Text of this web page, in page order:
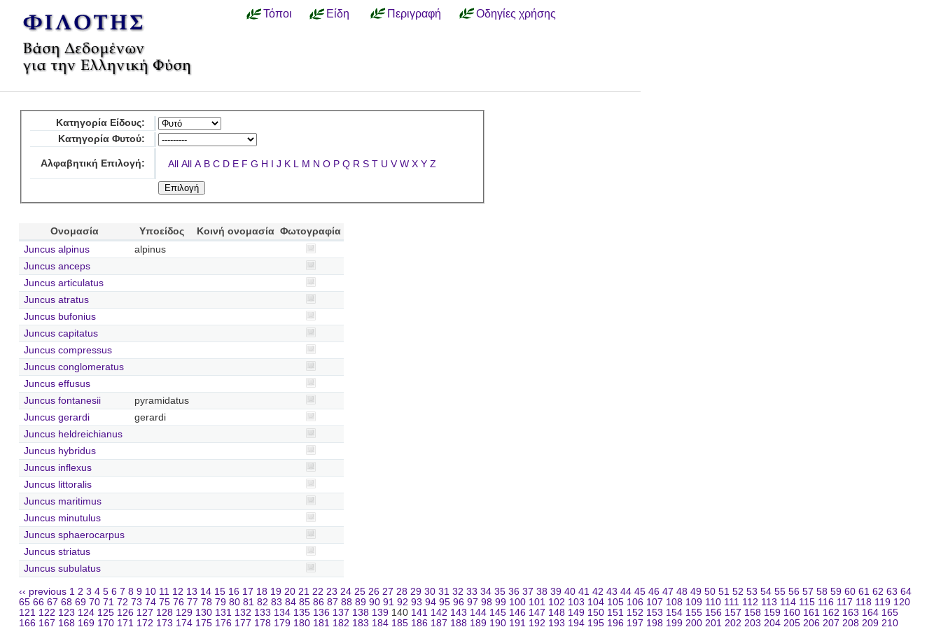
Τόποι Είδη Περιγραφή Οδηγίες χρήσης
Κατηγορία Είδους:
Κατηγορία Φυτού:
Αλφαβητική Επιλογή: All All A B C D E F G H I J K L M N O P Q R S T U V W X Y Z
Ονομασία Υποείδος Κοινή ονομασία Φωτογραφία
Juncus alpinus
alpinus
Juncus anceps
Juncus articulatus
Juncus atratus
Juncus bufonius
Juncus capitatus
Juncus compressus
Juncus conglomeratus
Juncus effusus
Juncus fontanesii
pyramidatus
Juncus gerardi
gerardi
Juncus heldreichianus
Juncus hybridus
Juncus inflexus
Juncus littoralis
Juncus maritimus
Juncus minutulus
Juncus sphaerocarpus
Juncus striatus
Juncus subulatus
‹‹ previous 1 2 3 4 5 6 7 8 9 10 11 12 13 14 15 16 17 18 19 20 21 22 23 24 25 26 27 28 29 30 31 32 33 34 35 36 37 38 39 40 41 42 43 44 45 46 47 48 49 50 51 52 53 54 55 56 57 58 59 60 61 62 63 64
65 66 67 68 69 70 71 72 73 74 75 76 77 78 79 80 81 82 83 84 85 86 87 88 89 90 91 92 93 94 95 96 97 98 99 100 101 102 103 104 105 106 107 108 109 110 111 112 113 114 115 116 117 118 119 120
121 122 123 124 125 126 127 128 129 130 131 132 133 134 135 136 137 138 139 140 141 142 143 144 145 146 147 148 149 150 151 152 153 154 155 156 157 158 159 160 161 162 163 164 165
166 167 168 169 170 171 172 173 174 175 176 177 178 179 180 181 182 183 184 185 186 187 188 189 190 191 192 193 194 195 196 197 198 199 200 201 202 203 204 205 206 207 208 209 210